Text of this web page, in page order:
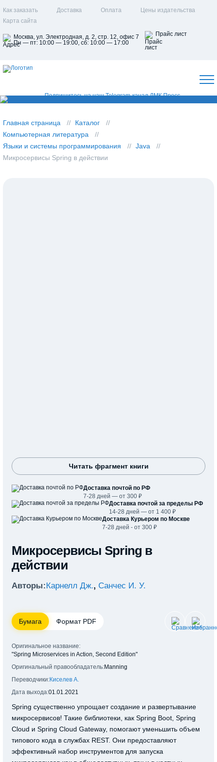
Как заказать Доставка Оплата
Цены издательства
Карта сайта
Москва, ул. Электродная, д. 2, стр. 12, офис 7
Пн — пт: 10:00 — 19:00, сб: 10:00 — 17:00
Прайс лист
Главная страница
Каталог
Компьютерная литература
Языки и системы программирования
Java
Микросервисы Spring в действии
Читать фрагмент книги
Доставка почтой по РФ
7-28 дней — от 300 ₽
Доставка почтой за пределы РФ
14-28 дней — от 1 400 ₽
Доставка Курьером по Москве
7-28 дней - от 300 ₽
Микросервисы Spring в
действии
Авторы:Карнелл Дж., Санчес И. У.
Бумага Формат PDF
Оригинальное название:
"Spring Microservices in Action, Second Edition"
Оригинальный правообладатель:Manning
Переводчики:Киселев А.
Дата выхода:01.01.2021
Spring существенно упрощает создание и развертывание
микросервисов! Такие библиотеки, как Spring Boot, Spring
Cloud и Spring Cloud Gateway, помогают уменьшить объем
типового кода в службах REST. Они предоставляют
эффективный набор инструментов для запуска